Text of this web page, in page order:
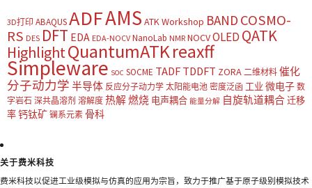
3D打印 ABAQUSADFAMS ATK Workshop BAND COSMO-
RS DES DFT EDA EDA-NOCV NanoLab NMR NOCVOLED QATK
HighlightQuantumATKreaxff
Simpleware SOC SOCME TADF TDDFT ZORA 二维材料 催化
分子动力学 半导体 反应分子动力学 太阳能电池 密度泛函 工业 微电子 数
字岩石 深共晶溶剂 溶解度 热解燃烧 电声耦合 能量分解 自旋轨道耦合迁移
率钙钛矿 镧系元素 骨科
关于费米科技
费米科技以促进工业级模拟与仿真的应用为宗旨，致力于推广基于原子级别模拟技术